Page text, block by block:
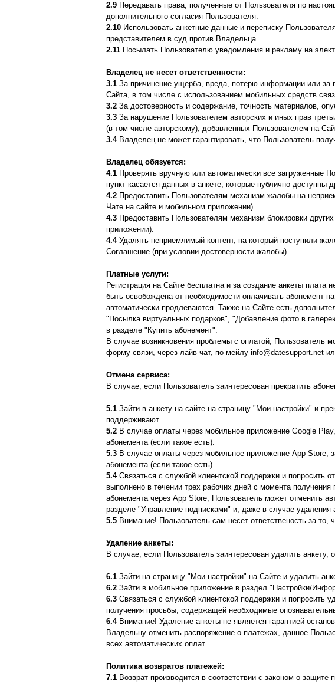
2.9 Передавать права, полученные от Пользователя по
дополнительного согласия Пользователя.
2.10 Использовать анкетные данные и переписку
представителем в суд против Владельца.
2.11 Посылать Пользователю уведомления и рекламу на
Владелец не несет ответственности:
3.1 За причинение ущерба, вреда, потерю информации или за
Сайта, в том числе с использованием мобильных средств
3.2 За достоверность и содержание, точность материалов,
3.3 За нарушение Пользователем авторских и иных прав
(в том числе авторскому), добавленных Пользователем на
3.4Владелец не может гарантировать, что Пользователь
Владелец обязуется:
4.1 Проверять вручную или автоматически все загруженные
пункт касается данных в анкете, которые публично
4.2 Предоставить Пользователям механизм жалобы на
Чате на сайте и мобильном приложении).
4.3 Предоставить Пользователям механизм блокировки
приложении).
4.4Удалять неприемлимый контент, на который поступили
Соглашение (при условии достоверности жалобы).
Платные услуги:
Регистрация на Сайте бесплатна и за создание анкеты
быть освобождена от необходимости оплачивать абонемент
автоматически продлеваются. Также на Сайте есть
"Посылка виртуальных подарков", "Добавление фото в
в разделе "Купить абонемент".
В случае возникновения проблемы с оплатой,
форму связи, через лайв чат, по мейлу info@datesupport.net
Отмена сервиса:
В случае, если Пользователь заинтересован прекратить
5.1 Зайти в анкету на сайте на страницу "Мои настройки" и
поддерживают.
5.2 В случае оплаты через мобильное приложение Google
абонемента (если такое есть).
5.3 В случае оплаты через мобильное приложение App Store,
абонемента (если такое есть).
5.4Связаться с службой клиентской поддержки и попросить
выполнено в течении трех рабочих дней с момента
абонемента через App Store, Пользователь может отменить
разделе "Управление подписками" и, даже в случае
5.5 Внимание! Пользователь сам несет ответственость за то,
Удаление анкеты:
В случае, если Пользователь заинтересован удалить
6.1 Зайти на страницу "Мои настройки" на Сайте и удалить
6.2 Зайти в мобильное приложение в раздел "Настройки/
6.3 Связаться с службой клиентской поддержки и попросить
получения просьбы, содержащей необходимые
6.4Внимание! Удаление анкеты не является гарантией
Владельцу отменить распоряжение о платежах, данное
всех автоматических оплат.
Политика возвратов платежей:
7.1 Возврат производится в соответствии с законом о